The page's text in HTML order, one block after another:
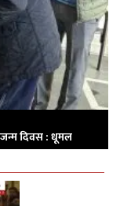
दिवस : धूमल